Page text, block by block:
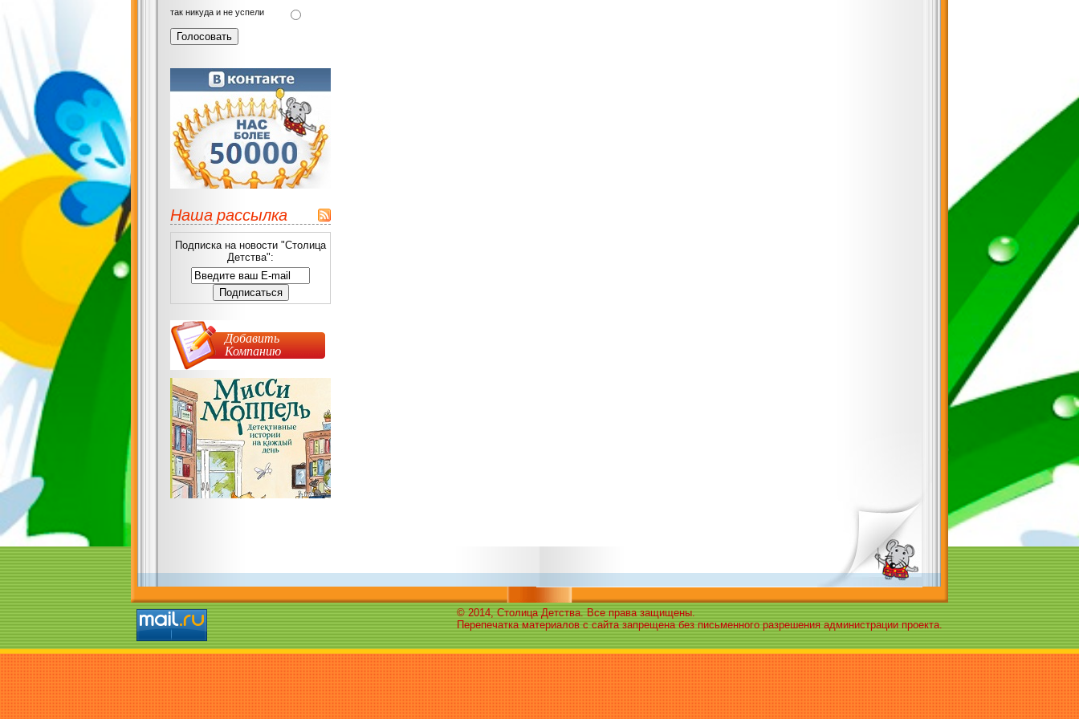
так никуда и не успели
Наша рассылка
Подписка на новости "Столица
Детства":
Добавить
Компанию
© 2014, Столица Детства. Все права защищены.
Перепечатка материалов с сайта запрещена без письменного разрешения администрации проекта.